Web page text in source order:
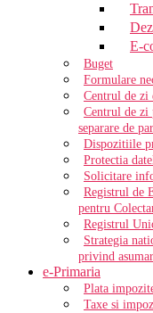
E-
Buget
Formulare
Centrul de zi
Centrul de zi
separare de
Dispozitiile
Protectia
Solicitare
Registrul de
pentru
Registrul
Strategia
privind
e-Primaria
Plata
Taxe si